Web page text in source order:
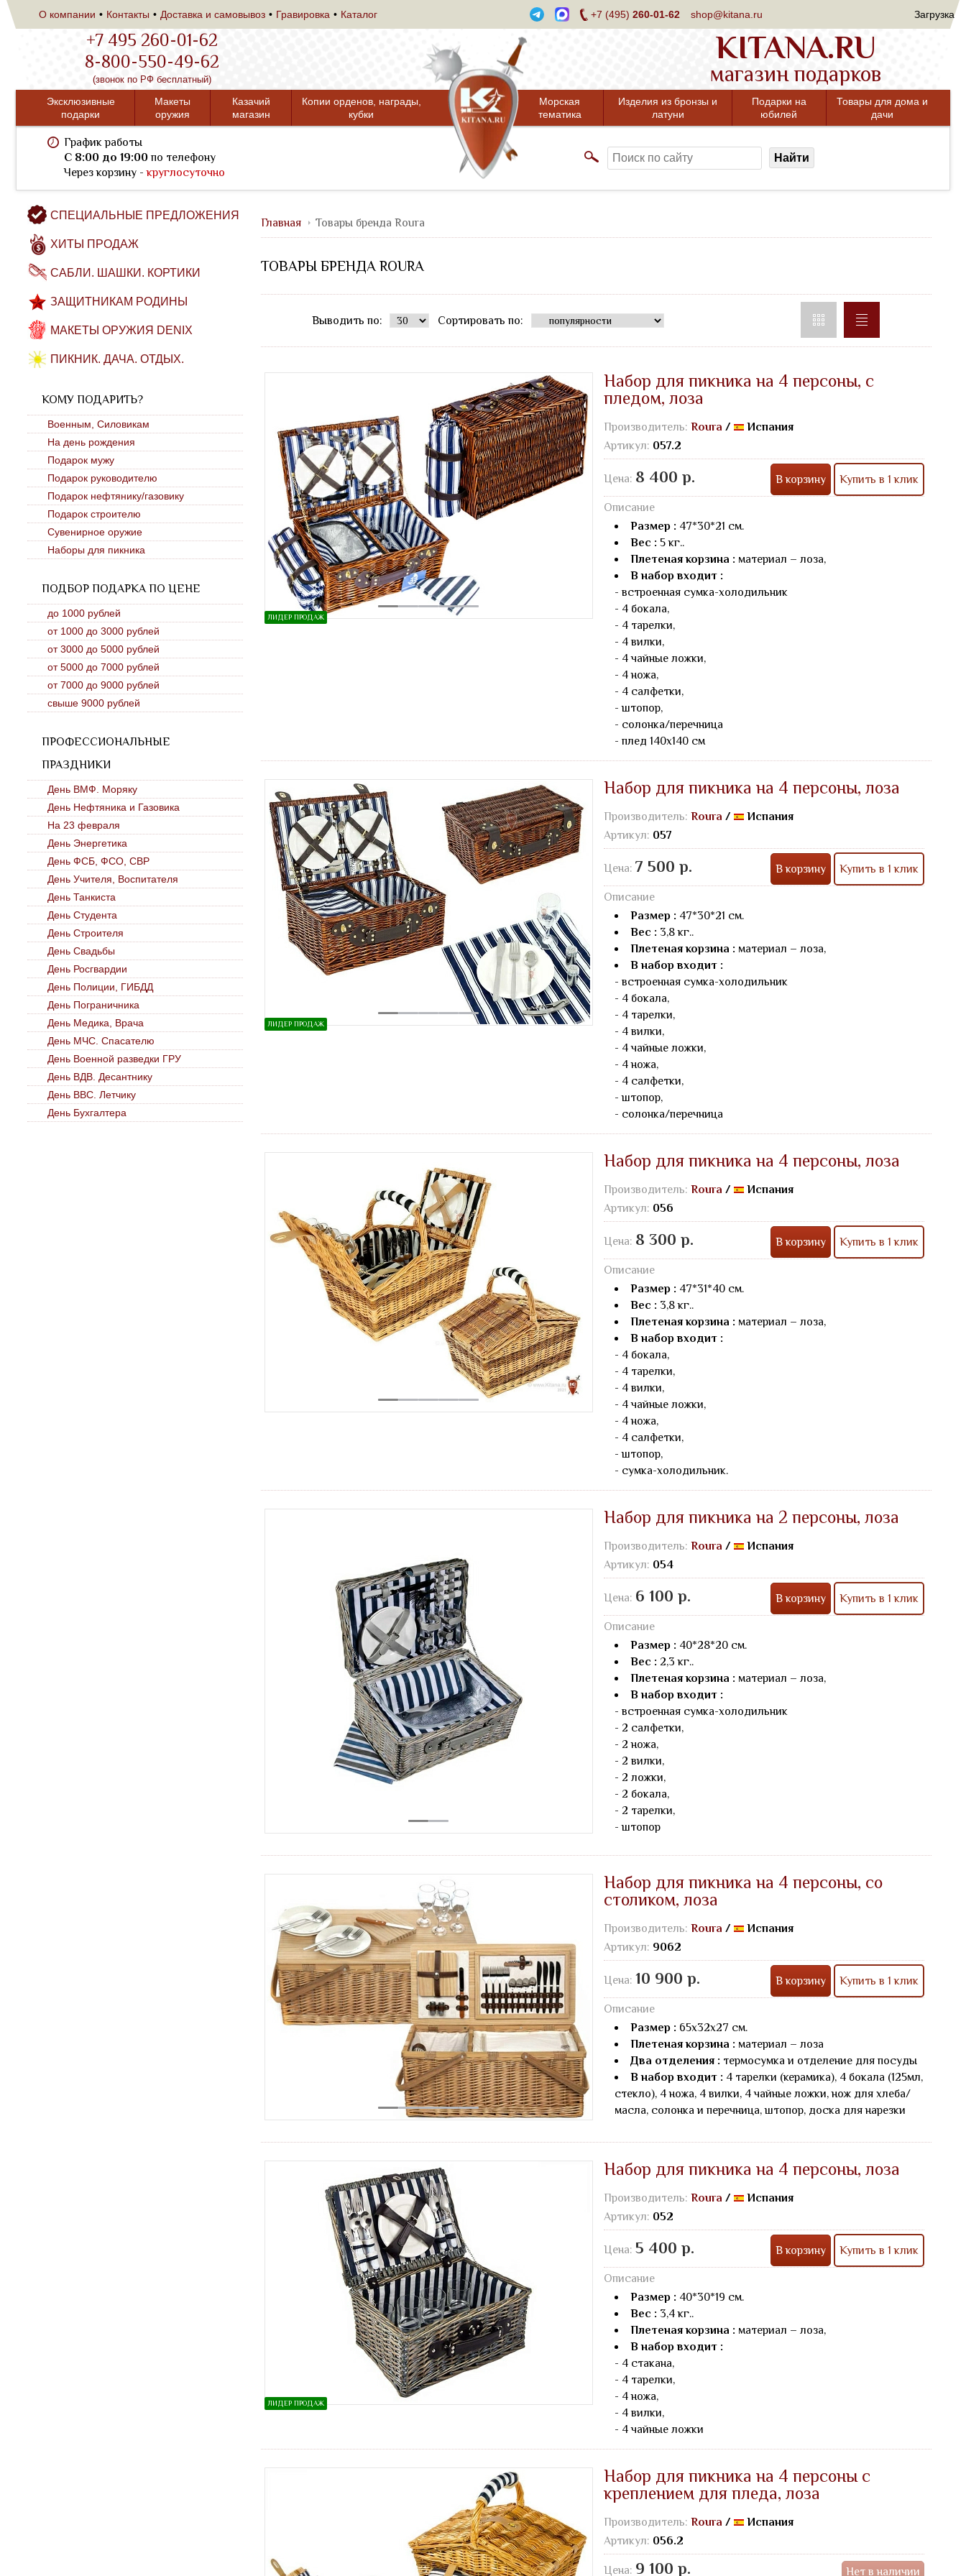
О компании Контакты Доставка и самовывоз Гравировка Каталог +7 (495) 260-01-62 shop@kitana.ru Загрузка
+7 495 260-01-62
8-800-550-49-62
(звонок по РФ бесплатный)
KITANA.RU
магазин подарков
Эксклюзивные
подарки
Макеты
оружия
Казачий
магазин
Копии орденов, награды,
кубки
Морская
тематика
Изделия из бронзы и
латуни
Подарки на
юбилей
Товары для дома и
дачи
График работы
C 8:00 до 19:00по телефону
Через корзину -круглосуточно
Найти
СПЕЦИАЛЬНЫЕ ПРЕДЛОЖЕНИЯ
ХИТЫ ПРОДАЖ
САБЛИ. ШАШКИ. КОРТИКИ
ЗАЩИТНИКАМ РОДИНЫ
МАКЕТЫ ОРУЖИЯ DENIX
ПИКНИК. ДАЧА. ОТДЫХ.
КОМУ ПОДАРИТЬ?
Военным, Силовикам
На день рождения
Подарок мужу
Подарок руководителю
Подарок нефтянику/газовику
Подарок строителю
Сувенирное оружие
Наборы для пикника
ПОДБОР ПОДАРКА ПО ЦЕНЕ
до 1000 рублей
от 1000 до 3000 рублей
от 3000 до 5000 рублей
от 5000 до 7000 рублей
от 7000 до 9000 рублей
свыше 9000 рублей
ПРОФЕССИОНАЛЬНЫЕ
ПРАЗДНИКИ
День ВМФ. Моряку
День Нефтяника и Газовика
На 23 февраля
День Энергетика
День ФСБ, ФСО, СВР
День Учителя, Воспитателя
День Танкиста
День Студента
День Строителя
День Свадьбы
День Росгвардии
День Полиции, ГИБДД
День Пограничника
День Медика, Врача
День МЧС. Спасателю
День Военной разведки ГРУ
День ВДВ. Десантнику
День ВВС. Летчику
День Бухгалтера
Главная Товары бренда Roura
ТОВАРЫ БРЕНДА ROURA
Выводить по: Сортировать по:
ЛИДЕР ПРОДАЖ
Набор для пикника на 4 персоны, с
пледом, лоза
Производитель: Roura /
Испания
Артикул: 057.2
Цена: 8 400 р. В корзину Купить в 1 клик
Описание
Размер : 47*30*21 см.
Вес : 5 кг..
Плетеная корзина : материал – лоза,
В набор входит :
- встроенная сумка-холодильник
- 4 бокала,
- 4 тарелки,
- 4 вилки,
- 4 чайные ложки,
- 4 ножа,
- 4 салфетки,
- штопор,
- солонка/перечница
- плед 140х140 см
ЛИДЕР ПРОДАЖ
Набор для пикника на 4 персоны, лоза
Производитель: Roura /
Испания
Артикул: 057
Цена: 7 500 р. В корзину Купить в 1 клик
Описание
Размер : 47*30*21 см.
Вес : 3,8 кг..
Плетеная корзина : материал – лоза,
В набор входит :
- встроенная сумка-холодильник
- 4 бокала,
- 4 тарелки,
- 4 вилки,
- 4 чайные ложки,
- 4 ножа,
- 4 салфетки,
- штопор,
- солонка/перечница
Набор для пикника на 4 персоны, лоза
Производитель: Roura /
Испания
Артикул: 056
Цена: 8 300 р. В корзину Купить в 1 клик
Описание
Размер : 47*31*40 см.
Вес : 3,8 кг..
Плетеная корзина : материал – лоза,
В набор входит :
- 4 бокала,
- 4 тарелки,
- 4 вилки,
- 4 чайные ложки,
- 4 ножа,
- 4 салфетки,
- штопор,
- сумка-холодильник.
Набор для пикника на 2 персоны, лоза
Производитель: Roura /
Испания
Артикул: 054
Цена: 6 100 р. В корзину Купить в 1 клик
Описание
Размер : 40*28*20 см.
Вес : 2,3 кг..
Плетеная корзина : материал – лоза,
В набор входит :
- встроенная сумка-холодильник
- 2 салфетки,
- 2 ножа,
- 2 вилки,
- 2 ложки,
- 2 бокала,
- 2 тарелки,
- штопор
Набор для пикника на 4 персоны, со
столиком, лоза
Производитель: Roura /
Испания
Артикул: 9062
Цена: 10 900 р. В корзину Купить в 1 клик
Описание
Размер : 65х32х27 см.
Плетеная корзина : материал – лоза
Два отделения : термосумка и отделение для посуды
В набор входит : 4 тарелки (керамика), 4 бокала (125мл,
стекло), 4 ножа, 4 вилки, 4 чайные ложки, нож для хлеба/
масла, солонка и перечница, штопор, доска для нарезки
ЛИДЕР ПРОДАЖ
Набор для пикника на 4 персоны, лоза
Производитель: Roura /
Испания
Артикул: 052
Цена: 5 400 р. В корзину Купить в 1 клик
Описание
Размер : 40*30*19 см.
Вес : 3,4 кг..
Плетеная корзина : материал – лоза,
В набор входит :
- 4 стакана,
- 4 тарелки,
- 4 ножа,
- 4 вилки,
- 4 чайные ложки
Набор для пикника на 4 персоны с
креплением для пледа, лоза
Производитель: Roura /
Испания
Артикул: 056.2
Цена: 9 100 р. Нет в наличии